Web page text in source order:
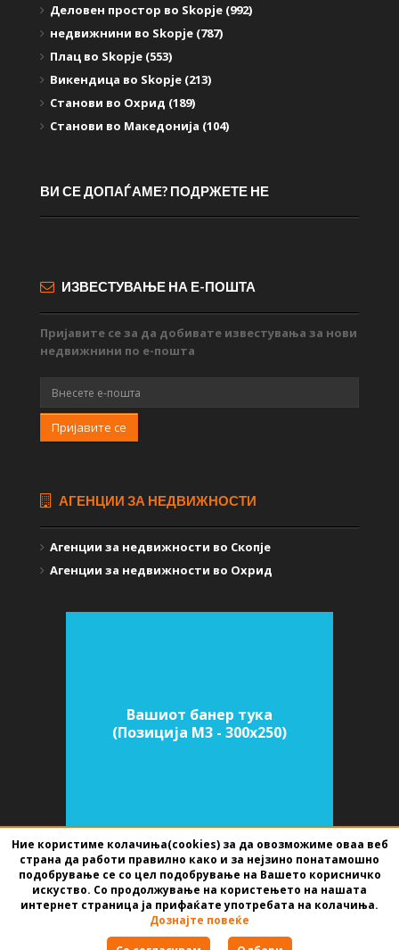
Деловен простор во Skopje (992)
недвижнини во Skopje (787)
Плац во Skopje (553)
Викендица во Skopje (213)
Станови во Охрид (189)
Станови во Македонија (104)
ВИ СЕ ДОПАЃАМЕ? ПОДРЖЕТЕ НЕ
ИЗВЕСТУВАЊЕ НА Е-ПОШТА
Пријавите се за да добивате известувања за нови
недвижнини по е-пошта
Пријавите се
АГЕНЦИИ ЗА НЕДВИЖНОСТИ
Агенции за недвижности во Скопје
Агенции за недвижности во Охрид
Вашиот банер тука
(Позиција M3 - 300х250)
СОФТВЕР ЗА АГЕНЦИИ ЗА НЕДВИЖНИНИ ИЗРАБОТЕН ОДBEST NET
STUDIO2026
Ние користиме колачиња(cookies) за да овозможиме оваа веб
страна да работи правилно како и за нејзино понатамошно
подобрување се со цел подобрување на Вашето корисничко
искуство. Со продолжување на користењето на нашата
интернет страница ја прифаќате употребата на колачиња.
Дознајте повеќе